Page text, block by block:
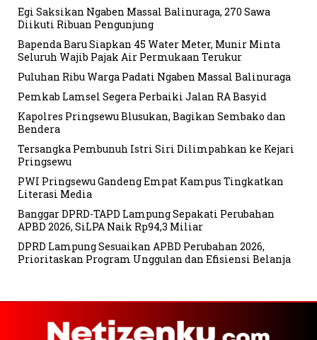
Egi Saksikan Ngaben Massal Balinuraga, 270 Sawa
Diikuti Ribuan Pengunjung
Bapenda Baru Siapkan 45 Water Meter, Munir Minta
Seluruh Wajib Pajak Air Permukaan Terukur
Puluhan Ribu Warga Padati Ngaben Massal Balinuraga
Pemkab Lamsel Segera Perbaiki Jalan RA Basyid
Kapolres Pringsewu Blusukan, Bagikan Sembako dan
Bendera
Tersangka Pembunuh Istri Siri Dilimpahkan ke Kejari
Pringsewu
PWI Pringsewu Gandeng Empat Kampus Tingkatkan
Literasi Media
Banggar DPRD-TAPD Lampung Sepakati Perubahan
APBD 2026, SiLPA Naik Rp94,3 Miliar
DPRD Lampung Sesuaikan APBD Perubahan 2026,
Prioritaskan Program Unggulan dan Efisiensi Belanja